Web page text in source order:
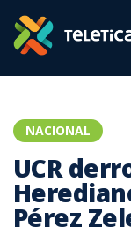
NACIONAL
UCR
Pérez